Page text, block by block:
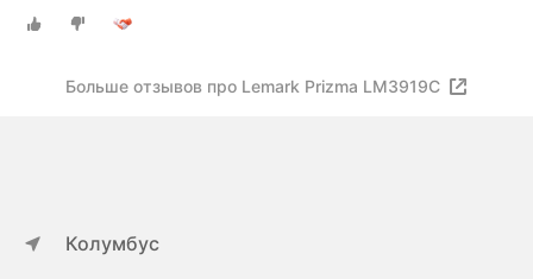
Больше отзывов про Lemark Prizma LM3919C
Колумбус